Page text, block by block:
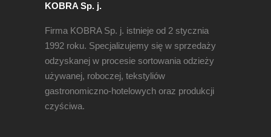
KOBRA Sp. j.
Firma KOBRA Sp. j. istnieje od 2 stycznia
1992 roku. Specjalizujemy się w sprzedaży
odzyskanej w procesie sortowania odzieży
używanej, roboczej, tekstyliów
gastronomiczno-hotelowych oraz produkcji
czyściwa.